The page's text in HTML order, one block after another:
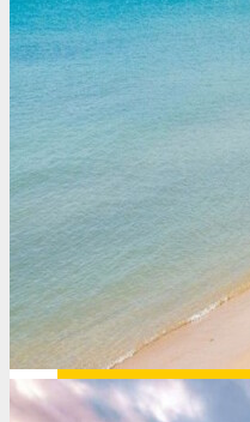
Израиль
Индия
Индонезия